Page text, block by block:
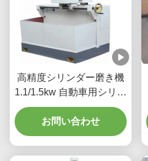
高精度シリンダー磨き機
1.1/1.5kw 自動車用シリン
ダー
お問い合わせ